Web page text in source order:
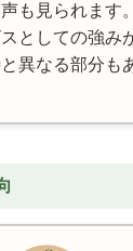
も見られます
としての強み
異なる部分も